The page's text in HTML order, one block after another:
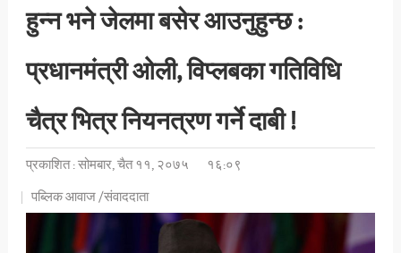
हुन्न भने जेलमा बसेर आउनुहुन्छ :
प्रधानमंत्री ओली, विप्लबका गतिविधि
चैत्र भित्र नियनत्रण गर्ने दाबी !
प्रकाशित : सोमबार, चैत ११, २०७५
१६:०९
पब्लिक आवाज /संवाददाता